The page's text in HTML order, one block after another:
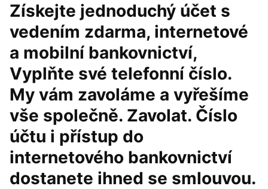
Získejte jednoduchý účet s
vedením zdarma, internetové
a mobilní bankovnictví,
Vyplňte své telefonní číslo.
My vám zavoláme a vyřešíme
vše společně. Zavolat. Číslo
účtu i přístup do
internetového bankovnictví
dostanete ihned se smlouvou.